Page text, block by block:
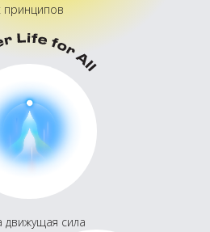
принципов
сила